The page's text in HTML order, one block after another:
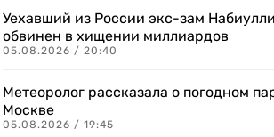
Уехавший из России экс-зам
обвинен в хищении миллиардов
05.08.2026 / 20:40
Метеоролог рассказала о погодном
Москве
05.08.2026 / 19:45